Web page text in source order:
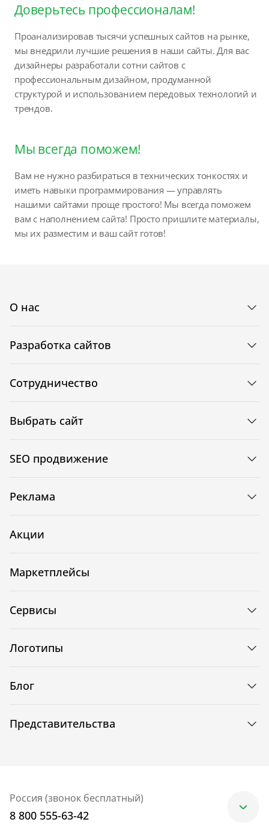
Доверьтесь профессионалам!
Проанализировав тысячи успешных сайтов на рынке,
мы внедрили лучшие решения в наши сайты. Для вас
дизайнеры разработали сотни сайтов с
профессиональным дизайном, продуманной
структурой и использованием передовых технологий и
трендов.
Мы всегда поможем!
Вам не нужно разбираться в технических тонкостях и
иметь навыки программирования — управлять
нашими сайтами проще простого! Мы всегда поможем
вам с наполнением сайта! Просто пришлите материалы,
мы их разместим и ваш сайт готов!
О нас
Разработка сайтов
Сотрудничество
Выбрать сайт
SEO продвижение
Реклама
Акции
Маркетплейсы
Сервисы
Логотипы
Блог
Представительства
Россия (звонок бесплатный)
8 800 555-63-42